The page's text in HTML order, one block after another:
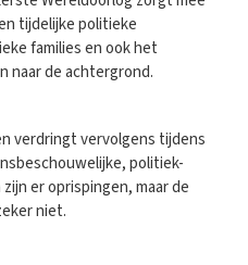
tijdelijke politieke
families en ook het
naar de achtergrond.
verdringt vervolgens tijdens
politiek-
er oprispingen, maar de
niet.